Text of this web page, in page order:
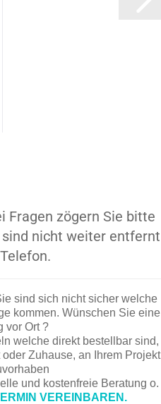
Fragen zögern Sie bitte
nicht weiter entfernt
sind sich nicht sicher welche
kommen. Wünschen Sie eine
vor Ort ?
welche direkt bestellbar sind,
Zuhause, an Ihrem Projekt
und kostenfreie Beratung o.
VEREINBAREN.